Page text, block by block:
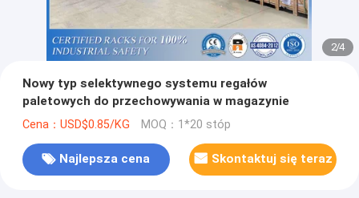
2/4
Nowy typ selektywnego systemu regałów
paletowych do przechowywania w magazynie
Cena：USD$0.85/KG MOQ：1*20 stóp
Najlepsza cena Skontaktuj się teraz